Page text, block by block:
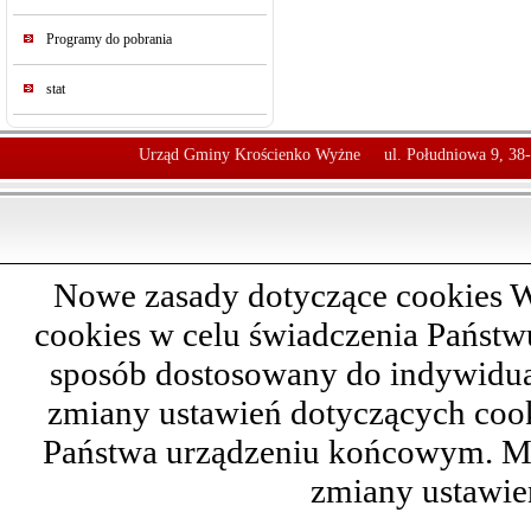
Programy do pobrania
stat
Urząd Gminy Krościenko Wyżne ul. Południowa 9,
Nowe zasady dotyczące cookies
cookies w celu świadczenia
sposób dostosowany do
zmiany ustawień dotyczących
Państwa urządzeniu końcowym.
zmiany